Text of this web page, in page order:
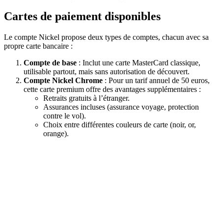
Cartes de paiement disponibles
Le compte Nickel propose deux types de comptes, chacun avec sa
propre carte bancaire :
Compte de base : Inclut une carte MasterCard classique,
utilisable partout, mais sans autorisation de découvert.
Compte Nickel Chrome : Pour un tarif annuel de 50 euros,
cette carte premium offre des avantages supplémentaires :
Retraits gratuits à l’étranger.
Assurances incluses (assurance voyage, protection
contre le vol).
Choix entre différentes couleurs de carte (noir, or,
orange).